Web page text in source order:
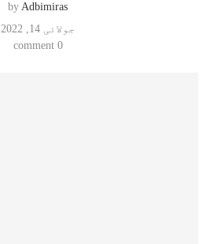
by Adbimiras
جولائی 14, 2022
0 comment